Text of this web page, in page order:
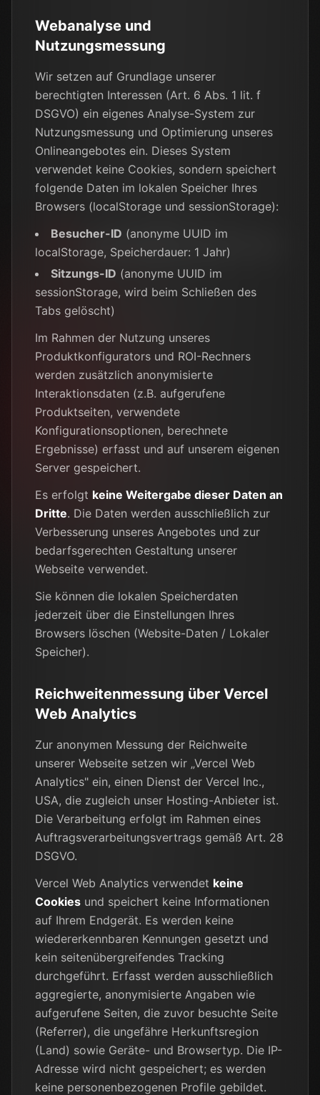
Webanalyse und
Nutzungsmessung
Wir setzen auf Grundlage unserer
berechtigten Interessen (Art. 6 Abs. 1 lit. f
DSGVO) ein eigenes Analyse-System zur
Nutzungsmessung und Optimierung unseres
Onlineangebotes ein. Dieses System
verwendet keine Cookies, sondern speichert
folgende Daten im lokalen Speicher Ihres
Browsers (localStorage und sessionStorage):
Besucher-ID (anonyme UUID im
localStorage, Speicherdauer: 1 Jahr)
Sitzungs-ID (anonyme UUID im
sessionStorage, wird beim Schließen des
Tabs gelöscht)
Im Rahmen der Nutzung unseres
Produktkonfigurators und ROI-Rechners
werden zusätzlich anonymisierte
Interaktionsdaten (z.B. aufgerufene
Produktseiten, verwendete
Konfigurationsoptionen, berechnete
Ergebnisse) erfasst und auf unserem eigenen
Server gespeichert.
Es erfolgt keine Weitergabe dieser Daten an
Dritte. Die Daten werden ausschließlich zur
Verbesserung unseres Angebotes und zur
bedarfsgerechten Gestaltung unserer
Webseite verwendet.
Sie können die lokalen Speicherdaten
jederzeit über die Einstellungen Ihres
Browsers löschen (Website-Daten / Lokaler
Speicher).
Reichweitenmessung über Vercel
Web Analytics
Zur anonymen Messung der Reichweite
unserer Webseite setzen wir „Vercel Web
Analytics" ein, einen Dienst der Vercel Inc.,
USA, die zugleich unser Hosting-Anbieter ist.
Die Verarbeitung erfolgt im Rahmen eines
Auftragsverarbeitungsvertrags gemäß Art. 28
DSGVO.
Vercel Web Analytics verwendet keine
Cookies und speichert keine Informationen
auf Ihrem Endgerät. Es werden keine
wiedererkennbaren Kennungen gesetzt und
kein seitenübergreifendes Tracking
durchgeführt. Erfasst werden ausschließlich
aggregierte, anonymisierte Angaben wie
aufgerufene Seiten, die zuvor besuchte Seite
(Referrer), die ungefähre Herkunftsregion
(Land) sowie Geräte- und Browsertyp. Die IP-
Adresse wird nicht gespeichert; es werden
keine personenbezogenen Profile gebildet.